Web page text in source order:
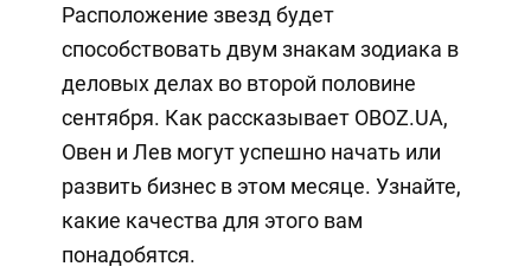
Расположение звезд будет
способствовать двум знакам зодиака в
деловых делах во второй половине
сентября. Как рассказывает OBOZ.UA,
Овен и Лев могут успешно начать или
развить бизнес в этом месяце. Узнайте,
какие качества для этого вам
понадобятся.